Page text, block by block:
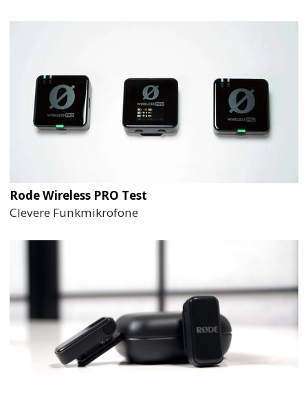
Rode Wireless PRO Test
Clevere Funkmikrofone